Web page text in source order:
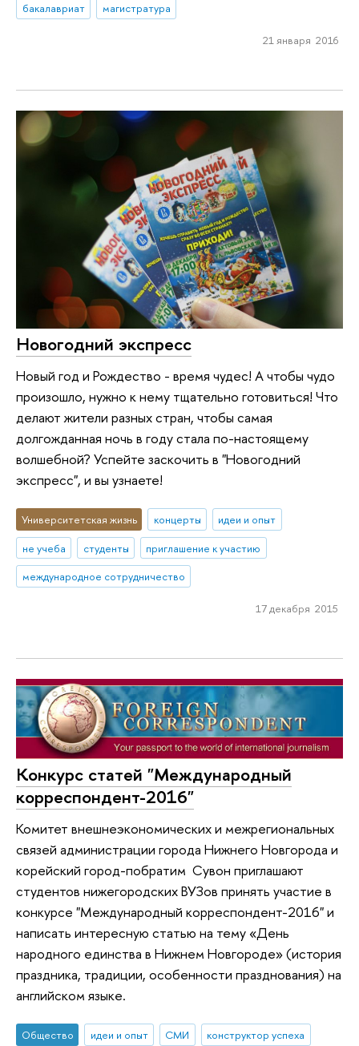
бакалавриат магистратура
21 января 2016
Новогодний экспресс
Новый год и Рождество - время чудес! А чтобы чудо
произошло, нужно к нему тщательно готовиться! Что
делают жители разных стран, чтобы самая
долгожданная ночь в году стала по-настоящему
волшебной? Успейте заскочить в "Новогодний
экспресс", и вы узнаете!
Университетская жизнь концерты
идеи и опыт
не учеба
студенты
приглашение к участию
международное сотрудничество
17 декабря 2015
Конкурс статей "Международный
корреспондент-2016"
Комитет внешнеэкономических и межрегиональных
связей администрации города Нижнего Новгорода и
корейский город-побратим Сувон приглашают
студентов нижегородских ВУЗов принять участие в
конкурсе "Международный корреспондент-2016" и
написать интересную статью на тему «День
народного единства в Нижнем Новгороде» (история
праздника, традиции, особенности празднования) на
английском языке.
Общество идеи и опыт СМИ
конструктор успеха